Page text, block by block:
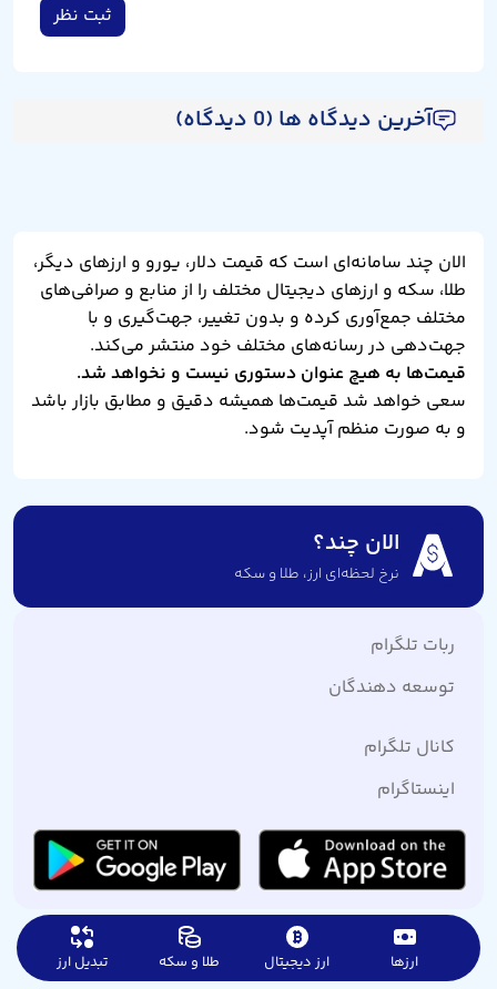
ارزها ارز دیجیتال طلا و سکه تبدیل ارز
ثبت نظر
آخرین دیدگاه ها (0 دیدگاه)
الان چند سامانه‌ای است که قیمت دلار، یورو و ارزهای دیگر،
طلا، سکه و ارزهای دیجیتال مختلف را از منابع و صرافی‌های
مختلف جمع‌آوری کرده و بدون تغییر، جهت‌گیری و با
جهت‌دهی در رسانه‌های مختلف خود منتشر می‌کند.
قیمت‌ها به هیچ عنوان دستوری نیست و نخواهد شد.
سعی خواهد شد قیمت‌ها همیشه دقیق و مطابق بازار باشد
و به صورت منظم آپدیت شود.
الان چند؟
نرخ لحظه‌ای ارز،‌ طلا و سکه
ربات تلگرام
توسعه دهندگان
کانال تلگرام
اینستاگرام